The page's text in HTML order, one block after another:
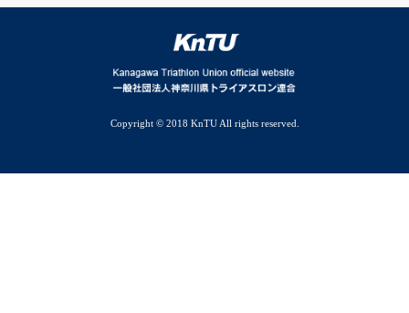
Copyright © 2018 KnTU All rights reserved.